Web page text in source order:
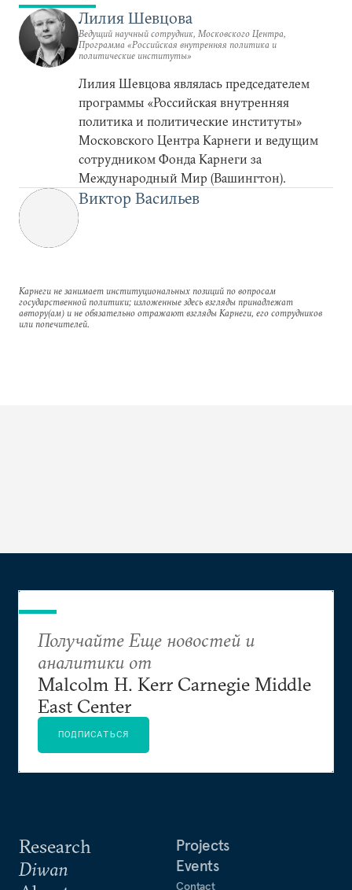
Лилия Шевцова
Ведущий научный сотрудник, Московского Центра,
Программа «Российская внутренняя политика и
политические институты»
Лилия Шевцова являлась председателем
программы «Российская внутренняя
политика и политические институты»
Московского Центра Карнеги и ведущим
сотрудником Фонда Карнеги за
Международный Мир (Вашингтон).
Виктор Васильев
Карнеги не занимает институциональных позиций по вопросам
государственной политики; изложенные здесь взгляды принадлежат
автору(ам) и не обязательно отражают взгляды Карнеги, его сотрудников
или попечителей.
Research
Diwan
Projects
Events
Contact
Получайте Еще новостей и
аналитики от
Malcolm H. Kerr Carnegie Middle
East Center
ПОДПИСАТЬСЯ